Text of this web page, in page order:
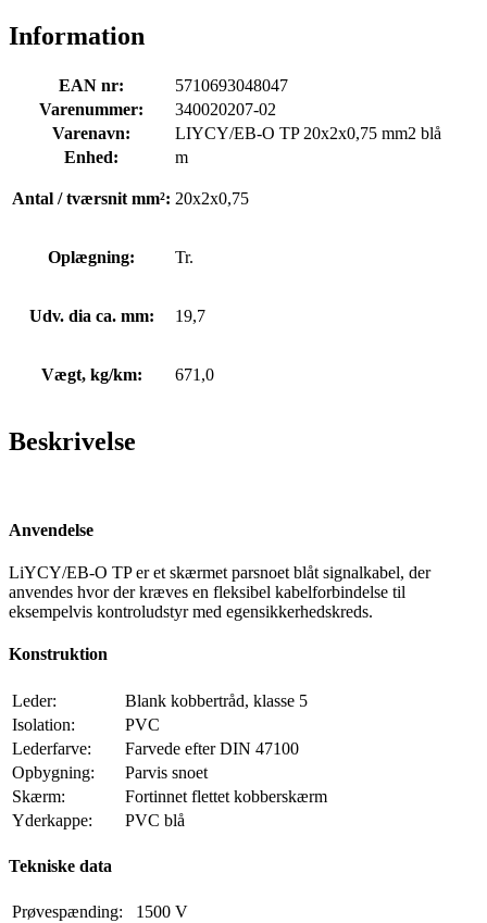
Information
EAN nr:
5710693048047
Varenummer:
340020207-02
Varenavn:
LIYCY/EB-O TP 20x2x0,75 mm2 blå
Enhed:
m
Antal / tværsnit mm²: 20x2x0,75
Oplægning: Tr.
Udv. dia ca. mm: 19,7
Vægt, kg/km: 671,0
Beskrivelse
Anvendelse
LiYCY/EB-O TP er et skærmet parsnoet blåt signalkabel, der
anvendes hvor der kræves en fleksibel kabelforbindelse til
eksempelvis kontroludstyr med egensikkerhedskreds.
Konstruktion
Leder:
Blank kobbertråd, klasse 5
Isolation:
PVC
Lederfarve:
Farvede efter DIN 47100
Opbygning:
Parvis snoet
Skærm:
Fortinnet flettet kobberskærm
Yderkappe:
PVC blå
Tekniske data
Prøvespænding:
1500 V